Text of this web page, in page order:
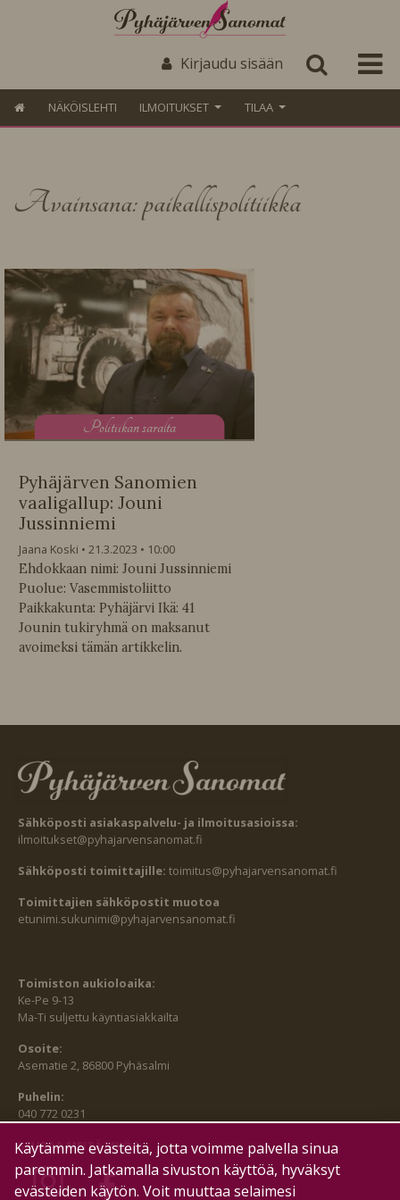
Kirjaudu sisään
NÄKÖISLEHTI ILMOITUKSET TILAA
Avainsana: paikallispolitiikka
Politiikan saralta
Pyhäjärven Sanomien
vaaligallup: Jouni
Jussinniemi
Jaana Koski 21.3.2023
10:00
Ehdokkaan nimi: Jouni Jussinniemi
Puolue: Vasemmistoliitto
Paikkakunta: Pyhäjärvi Ikä: 41
Jounin tukiryhmä on maksanut
avoimeksi tämän artikkelin.
Sähköposti asiakaspalvelu- ja ilmoitusasioissa:
ilmoitukset@pyhajarvensanomat.fi
Sähköposti toimittajille: toimitus@pyhajarvensanomat.fi
Toimittajien sähköpostit muotoa
etunimi.sukunimi@pyhajarvensanomat.fi
Toimiston aukioloaika:
Ke-Pe 9-13
Ma-Ti suljettu käyntiasiakkailta
Osoite:
Asematie 2, 86800 Pyhäsalmi
Puhelin:
040 772 0231
SEURAA MEITÄ MYÖS:
Käytämme evästeitä, jotta voimme palvella sinua
paremmin. Jatkamalla sivuston käyttöä, hyväksyt
evästeiden käytön. Voit muuttaa selaimesi